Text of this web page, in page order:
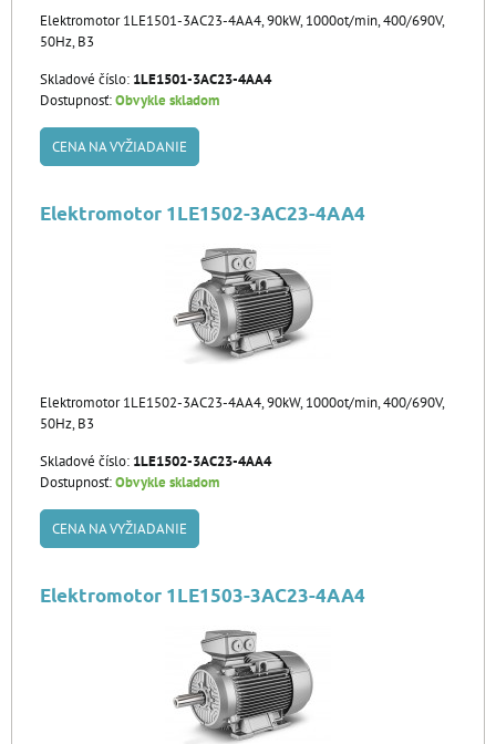
Elektromotor 1LE1501-3AC23-4AA4, 90kW, 1000ot/min, 400/690V,
50Hz, B3
Skladové číslo: 1LE1501-3AC23-4AA4
Dostupnosť:Obvykle skladom
CENA NA VYŽIADANIE
Elektromotor 1LE1502-3AC23-4AA4
Elektromotor 1LE1502-3AC23-4AA4, 90kW, 1000ot/min, 400/690V,
50Hz, B3
Skladové číslo: 1LE1502-3AC23-4AA4
Dostupnosť:Obvykle skladom
CENA NA VYŽIADANIE
Elektromotor 1LE1503-3AC23-4AA4